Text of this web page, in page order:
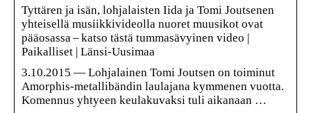
Tyttären ja isän, lohjalaisten Iida ja Tomi Joutsenen
yhteisellä musiikkivideolla nuoret muusikot ovat
pääosassa – katso tästä tummasävyinen video |
Paikalliset | Länsi-Uusimaa
3.10.2015 — Lohjalainen Tomi Joutsen on toiminut
Amorphis-metallibändin laulajana kymmenen vuotta.
Komennus yhtyeen keulakuvaksi tuli aikanaan …